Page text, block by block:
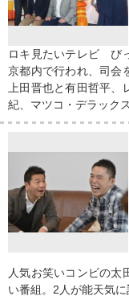
ロキ見たいテレビ び
京都内で行われ、司会
上田晋也と有田哲平
紀、マツコ・デラック
人気お笑いコンビの太
い番組。2人が能天気